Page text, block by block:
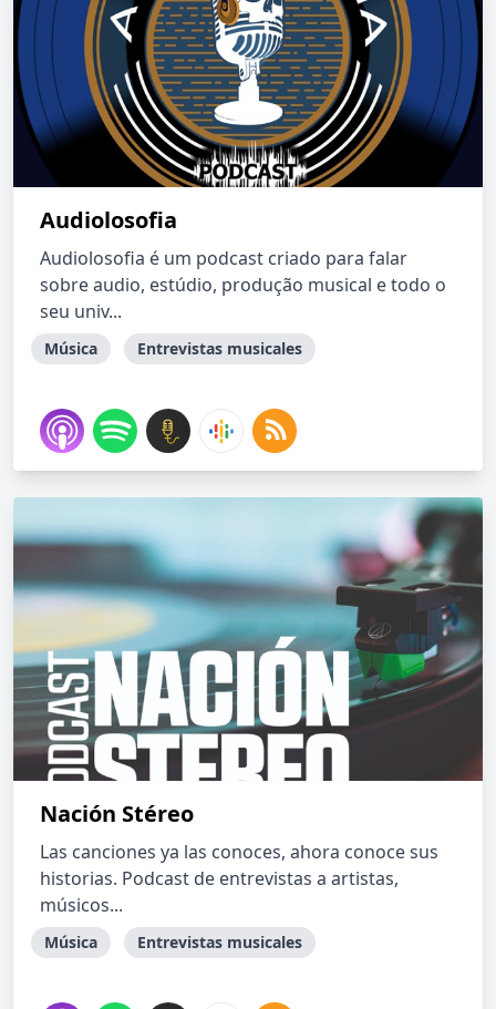
Audiolosofia
Audiolosofia é um podcast criado para falar
sobre audio, estúdio, produção musical e todo o
seu univ...
Música Entrevistas musicales
Nación Stéreo
Las canciones ya las conoces, ahora conoce sus
historias. Podcast de entrevistas a artistas,
músicos...
Música Entrevistas musicales